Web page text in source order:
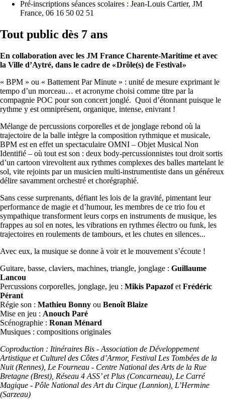
Pré-inscriptions séances scolaires : Jean-Louis Cartier, JM
France, 06 16 50 02 51
Tout public dès 7 ans
En collaboration avec les JM France Charente-Maritime et avec
la Ville d’Aytré, dans le cadre de « Drôle(s) de Festival »
« BPM » ou « Battement Par Minute » : unité de mesure exprimant le
tempo d’un morceau… et acronyme choisi comme titre par la
compagnie POC pour son concert jonglé. Quoi d’étonnant puisque le
rythme y est omniprésent, organique, intense, enivrant !
Mélange de percussions corporelles et de jonglage rebond où la
trajectoire de la balle intègre la composition rythmique et musicale,
BPM est en effet un spectaculaire OMNI – Objet Musical Non
Identifié – où tout est son : deux body-percussionnistes tout droit sortis
d’un cartoon virevoltent aux rythmes complexes des balles martelant le
sol, vite rejoints par un musicien multi-instrumentiste dans un généreux
délire savamment orchestré et chorégraphié.
Sans cesse surprenants, défiant les lois de la gravité, pimentant leur
performance de magie et d’humour, les membres de ce trio fou et
sympathique transforment leurs corps en instruments de musique, les
frappes au sol en notes, les vibrations en rythmes électro ou funk, les
trajectoires en roulements de tambours, et les chutes en silences...
Avec eux, la musique se donne à voir et le mouvement s’écoute !
Guitare, basse, claviers, machines, triangle, jonglage : Guillaume
Lancou
Percussions corporelles, jonglage, jeu : Mikis Papazofet Frédéric
Pérant
Régie son : Mathieu Bonny ou Benoît Blaize
Mise en jeu : Anouch Paré
Scénographie : Ronan Ménard
Musiques : compositions originales
Coproduction : Itinéraires Bis - Association de Développement
Artistique et Culturel des Côtes d’Armor, Festival Les Tombées de la
Nuit (Rennes), Le Fourneau - Centre National des Arts de la Rue
Bretagne (Brest), Réseau 4 ASS’ et Plus (Concarneau), Le Carré
Magique - Pôle National des Art du Cirque (Lannion), L’Hermine
(Sarzeau)